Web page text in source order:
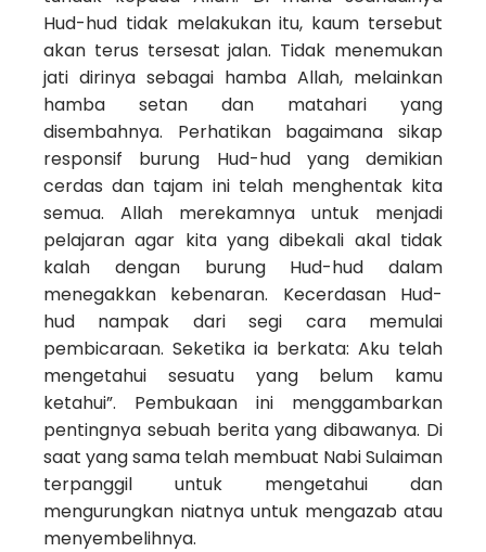
Hud-hud tidak melakukan itu, kaum tersebut
akan terus tersesat jalan. Tidak menemukan
jati dirinya sebagai hamba Allah, melainkan
hamba setan dan matahari yang
disembahnya. Perhatikan bagaimana sikap
responsif burung Hud-hud yang demikian
cerdas dan tajam ini telah menghentak kita
semua. Allah merekamnya untuk menjadi
pelajaran agar kita yang dibekali akal tidak
kalah dengan burung Hud-hud dalam
menegakkan kebenaran. Kecerdasan Hud-
hud nampak dari segi cara memulai
pembicaraan. Seketika ia berkata: Aku telah
mengetahui sesuatu yang belum kamu
ketahui”. Pembukaan ini menggambarkan
pentingnya sebuah berita yang dibawanya. Di
saat yang sama telah membuat Nabi Sulaiman
terpanggil untuk mengetahui dan
mengurungkan niatnya untuk mengazab atau
menyembelihnya.